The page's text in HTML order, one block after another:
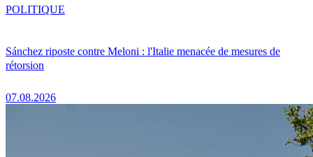
Sánchez riposte contre Meloni : l'Italie menacée de mesures de
rétorsion
07.08.2026
POLITIQUE